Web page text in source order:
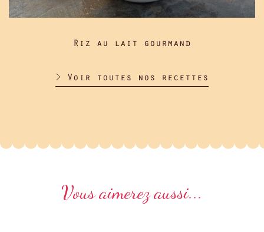
Riz au lait gourmand
> Voir toutes nos recettes
Vous aimerez aussi...